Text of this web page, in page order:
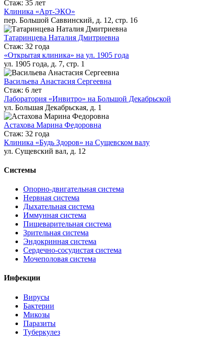
Стаж: 35 лет
Клиника «Арт-ЭКО»
пер. Большой Саввинский, д. 12, стр. 16
Татаринцева Наталия Дмитриевна
Стаж: 32 года
«Открытая клиника» на ул. 1905 года
ул. 1905 года, д. 7, стр. 1
Васильева Анастасия Сергеевна
Стаж: 6 лет
Лаборатория «Инвитро» на Большой Декабрьской
ул. Большая Декабрьская, д. 1
Астахова Марина Федоровна
Стаж: 32 года
Клиника «Будь Здоров» на Сущевском валу
ул. Сущевский вал, д. 12
Системы
Опорно-двигательная система
Нервная система
Дыхательная система
Иммунная система
Пищеварительная система
Зрительная система
Эндокринная система
Сердечно-сосудистая система
Мочеполовая система
Инфекции
Вирусы
Бактерии
Микозы
Паразиты
Туберкулез